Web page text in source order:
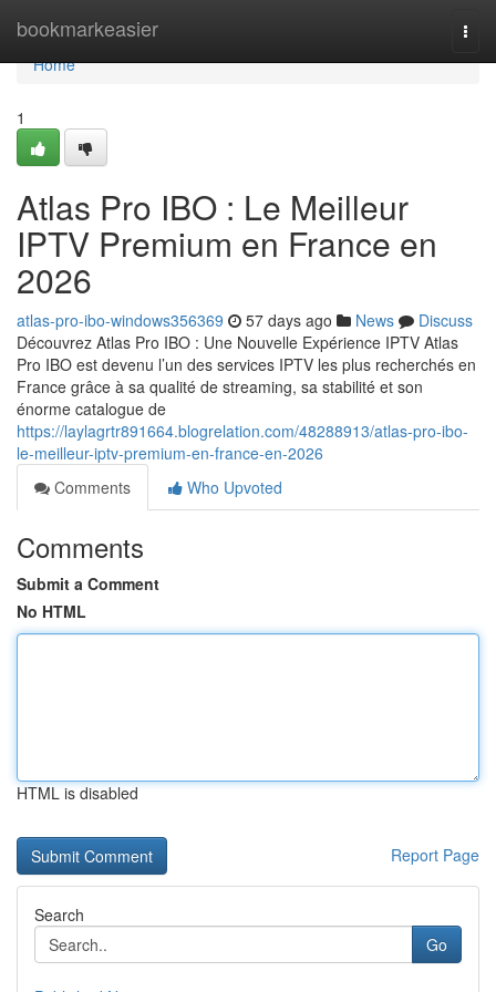
bookmarkeasier
Home
Home
1
Atlas Pro IBO : Le Meilleur
IPTV Premium en France en
2026
atlas-pro-ibo-windows356369 57 days ago News
Discuss
Découvrez Atlas Pro IBO : Une Nouvelle Expérience IPTV Atlas
Pro IBO est devenu l’un des services IPTV les plus recherchés en
France grâce à sa qualité de streaming, sa stabilité et son
énorme catalogue de
https://laylagrtr891664.blogrelation.com/48288913/atlas-pro-ibo-
le-meilleur-iptv-premium-en-france-en-2026
Comments
Who Upvoted
Comments
Submit a Comment
No HTML
HTML is disabled
Report Page
Search
Go